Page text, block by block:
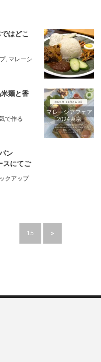
はどこ
, マレーシ
麺と香
で作る
ン
スにてご
クアップ
15 »